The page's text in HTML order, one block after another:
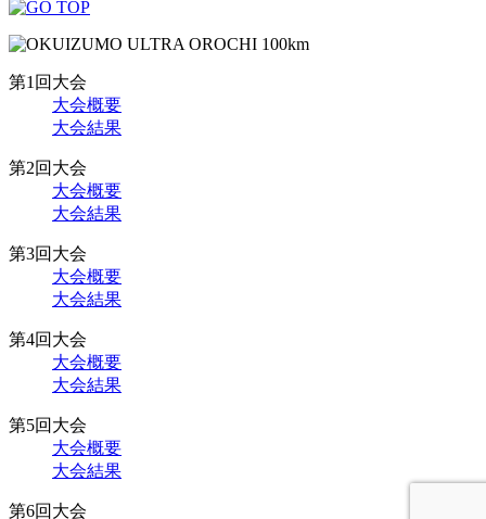
第1回大会
大会概要
大会結果
第2回大会
大会概要
大会結果
第3回大会
大会概要
大会結果
第4回大会
大会概要
大会結果
第5回大会
大会概要
大会結果
第6回大会